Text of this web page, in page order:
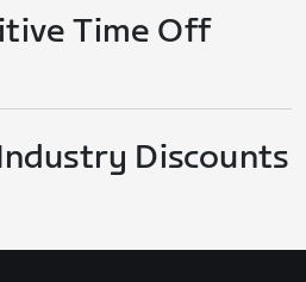
Time Off
Discounts